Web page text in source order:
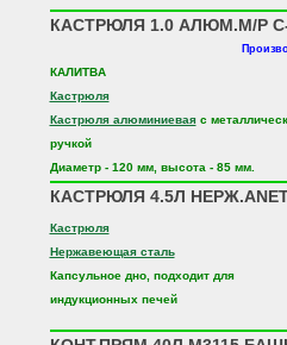
КАСТРЮЛЯ 1.0 АЛЮМ.М/Р С-
КАЛИТВА
Кастрюля
Кастрюля алюминиеваяс
ручкой
Диаметр - 120 мм, высота - 85 мм.
КАСТРЮЛЯ 4.5Л
Кастрюля
Нержавеющая сталь
Капсульное дно, подходит для
индукционных печей